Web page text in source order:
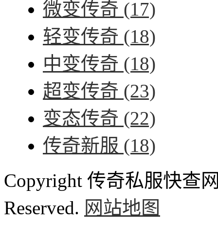
微变传奇 (17)
轻变传奇 (18)
中变传奇 (18)
超变传奇 (23)
变态传奇 (22)
传奇新服 (18)
Copyright 传奇私服快查
Reserved. 网站地图